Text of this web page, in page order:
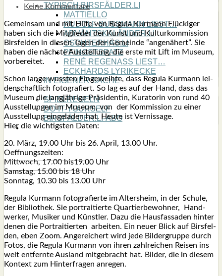
TYPISCH BIRSFÄLDER.LI
MATTIELLO
RUDOLF BUSS­MANN LIEST…
ADVÄNTSKALÄNDER.LI
OSCHTERHÄS.LI
PFINGST­SPATZ
RENÉ REGEN­ASS LIEST…
ECK­HARDS LYRIK­ECKE
IN EIGE­NER SACHE
SO GOOT’S
SPIEL­RE­GELN
DO-IT-YOUR­S­ELF
BIRSFÄLDER.LI-ABO
SHOUT­BOX
Keine Kommentare
Gemein­sam und mit Hil­fe von Regu­la Kur­mann Flü­cki­ger
haben sich die Mit­glie­der der Kunst und Kul­tur­kom­mis­si­on
Birs­fel­den in die­sen Tagen der Gemein­de “ange­nä­hert”. Sie
haben die nächs­te Aus­stel­lung, die ers­te mit Lift im Muse­um,
vor­be­rei­tet.
Schon lan­ge wuss­ten Ein­ge­weih­te, dass Regu­la Kur­mann lei­
den­schaft­lich foto­gra­fiert. So lag es auf der Hand, dass das
Muse­um die lang­jäh­ri­ge Prä­si­den­tin, Kura­to­rin von rund 40
Aus­stel­lun­gen im Muse­um, von der Kom­mis­si­on zu einer
Aus­stel­lung ein­ge­la­den hat. Heu­te ist Ver­nis­sa­ge.
Hier die wich­tigs­ten Daten:
20. März, 19.00 Uhr bis 26. April, 13.00 Uhr.
Oeff­nungs­zei­ten:
Mitt­woch, 17.00 bis19.00 Uhr
Sams­tag, 15.00 bis 18 Uhr
Sonn­tag, 10.30 bis 13.00 Uhr
Regu­la Kur­mann foto­gra­fier­te im Alters­heim, in der Schu­le,
der Biblio­thek. Sie por­trai­tier­te Quar­tier­be­woh­ner, Hand­
wer­ker, Musi­ker und Künst­ler. Dazu die Haus­fas­sa­den hin­ter
denen die Por­trai­tier­ten arbei­ten. Ein neu­er Blick auf Birs­fel­
den, eben Zoom. Ange­rei­chert wird jede Bil­der­grup­pe durch
Fotos, die Regu­la Kur­mann von ihren zahl­rei­chen Rei­sen ins
weit ent­fern­te Aus­land mit­ge­bracht hat. Bil­der, die in die­sem
Kon­text zum Hin­ter­fra­gen anre­gen.